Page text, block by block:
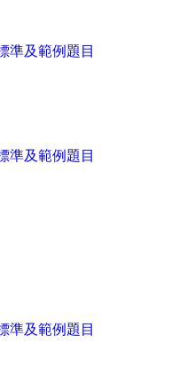
準及範例題目
準及範例題目
準及範例題目